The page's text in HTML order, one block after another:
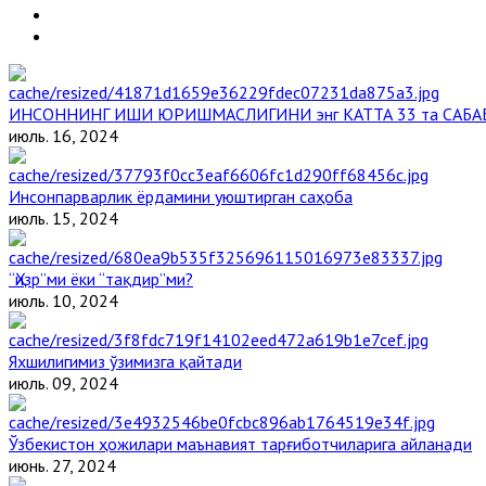
ИНСОННИНГ ИШИ ЮРИШМАСЛИГИНИ энг КАТТА 33 та
июль. 16, 2024
Инсонпарварлик ёрдамини уюштирган саҳоба
июль. 15, 2024
“Ҳизр”ми ёки “тақдир”ми?
июль. 10, 2024
Яхшилигимиз ўзимизга қайтади
июль. 09, 2024
Ўзбекистон ҳожилари маънавият тарғиботчиларига айланади
июнь. 27, 2024